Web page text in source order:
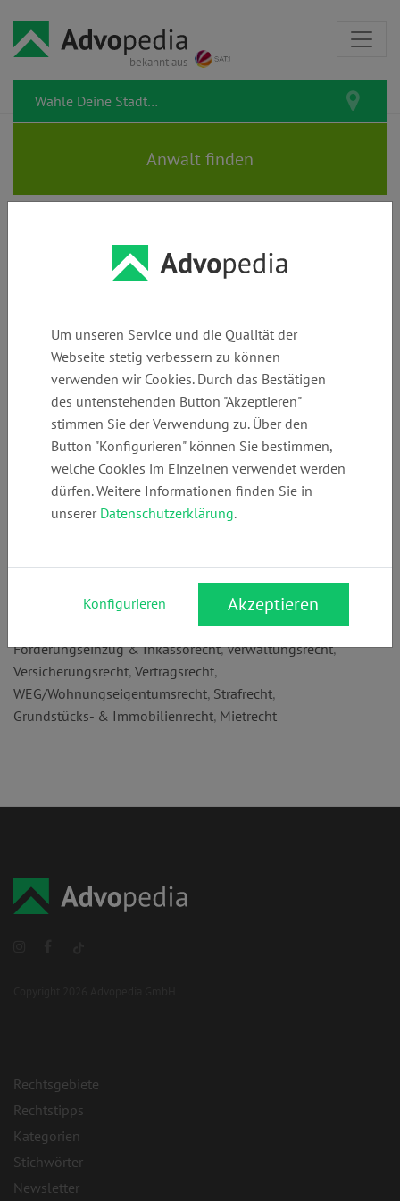
bekannt aus
Rechtsanwälte BRETZ •
Telefon:
+49 (0)
232354962
E-Mail:
kanzlei@anwalt
-herne.de
Webseite:
www.anwalt-
herne.de
Rechtsgebiete:
Familienrecht,
Forderungseinzug & Inkassorecht,Verwaltungsrecht,
Versicherungsrecht, Vertragsrecht,
WEG/Wohnungseigentumsrecht, Strafrecht,
Grundstücks- & Immobilienrecht, Mietrecht
Rechtsgebiete
Rechtstipps
Kategorien
Stichwörter
Newsletter
Um unseren Service und die Qualität der
Webseite stetig verbessern zu können
verwenden wir Cookies. Durch das Bestätigen
des untenstehenden Button "Akzeptieren"
stimmen Sie der Verwendung zu. Über den
Button "Konfigurieren" können Sie bestimmen,
welche Cookies im Einzelnen verwendet werden
dürfen. Weitere Informationen finden Sie in
unserer Datenschutzerklärung.
Konfigurieren Akzeptieren